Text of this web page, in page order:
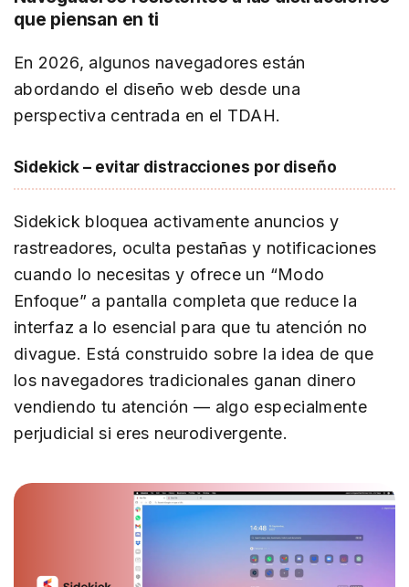
que piensan en ti
En 2026, algunos navegadores están
abordando el diseño web desde una
perspectiva centrada en el TDAH.
Sidekick – evitar distracciones por diseño
Sidekick bloquea activamente anuncios y
rastreadores, oculta pestañas y notificaciones
cuando lo necesitas y ofrece un “Modo
Enfoque” a pantalla completa que reduce la
interfaz a lo esencial para que tu atención no
divague. Está construido sobre la idea de que
los navegadores tradicionales ganan dinero
vendiendo tu atención — algo especialmente
perjudicial si eres neurodivergente.